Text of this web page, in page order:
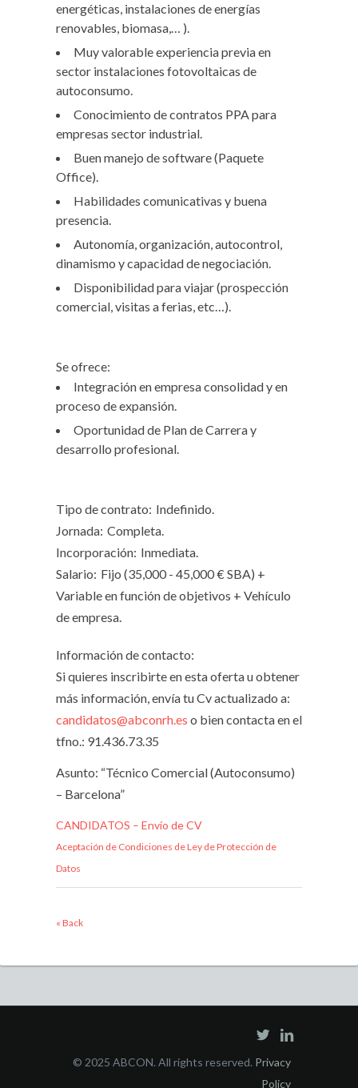
energéticas, instalaciones de energías
renovables, biomasa,… ).
Muy valorable experiencia previa en
sector instalaciones fotovoltaicas de
autoconsumo.
Conocimiento de contratos PPA para
empresas sector industrial.
Buen manejo de software (Paquete
Office).
Habilidades comunicativas y buena
presencia.
Autonomía, organización, autocontrol,
dinamismo y capacidad de negociación.
Disponibilidad para viajar (prospección
comercial, visitas a ferias, etc…).
Se ofrece:
Integración en empresa consolidad y en
proceso de expansión.
Oportunidad de Plan de Carrera y
desarrollo profesional.
Tipo de contrato: Indefinido.
Jornada: Completa.
Incorporación: Inmediata.
Salario: Fijo (35,000 - 45,000 € SBA) +
Variable en función de objetivos + Vehículo
de empresa.
Información de contacto:
Si quieres inscribirte en esta oferta u obtener
más información, envía tu Cv actualizado a:
candidatos@abconrh.es o bien contacta en el
tfno.: 91.436.73.35
Asunto: “Técnico Comercial (Autoconsumo)
– Barcelona”
CANDIDATOS – Envío de CV
Aceptación de Condiciones de Ley de Protección de
Datos
« Back
© 2025 ABCON. All rights reserved. Privacy
Policy